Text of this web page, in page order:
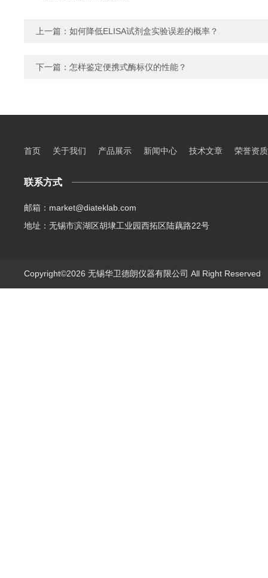
上一篇： 如何降低ELISA试剂盒实验误差的概率？
下一篇： 怎样鉴定便携式酶标仪的性能？
首页 关于我们 产品展示 新闻中心 技术文章 荣誉资质
联系方式
邮箱：market@diateklab.com
地址：无锡市滨湖区胡埭工业园西拓区陆藕路22号
Copyright©2026 无锡华卫德朗仪器有限公司 All Right